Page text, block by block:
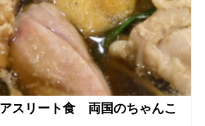
スリート食 両国のちゃんこ